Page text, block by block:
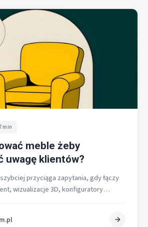
min
meble żeby
uwagę klientów?
przyciąga zapytania, gdy łączy
wizualizacje 3D, konfiguratory